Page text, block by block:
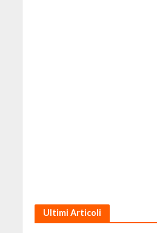
Ultimi Articoli